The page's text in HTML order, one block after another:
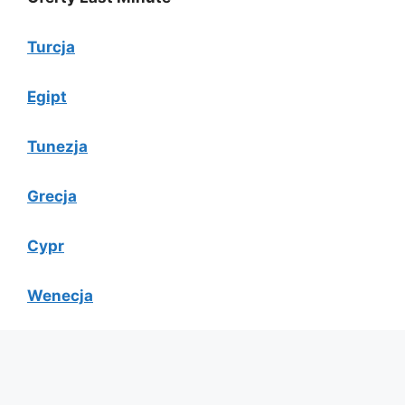
Turcja
Egipt
Tunezja
Grecja
Cypr
Wenecja